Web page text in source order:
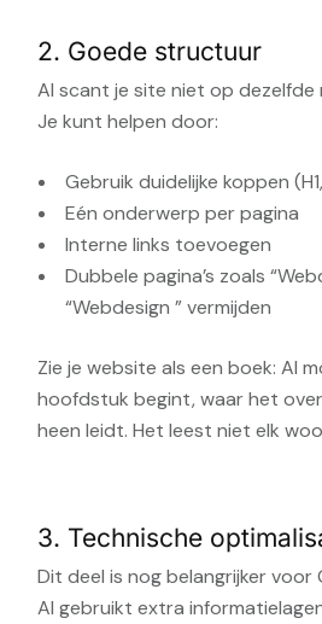
2. Goede structuur
AI scant je site niet op dezelfde
Je kunt helpen door:
Gebruik duidelijke koppen
Eén onderwerp per pagina
Interne links toevoegen
Dubbele pagina’s zoals
“Webdesign ” vermijden
Zie je website als een boek: AI
hoofdstuk begint, waar het
heen leidt. Het leest niet elk
3. Technische
Dit deel is nog belangrijker voor
AI gebruikt extra